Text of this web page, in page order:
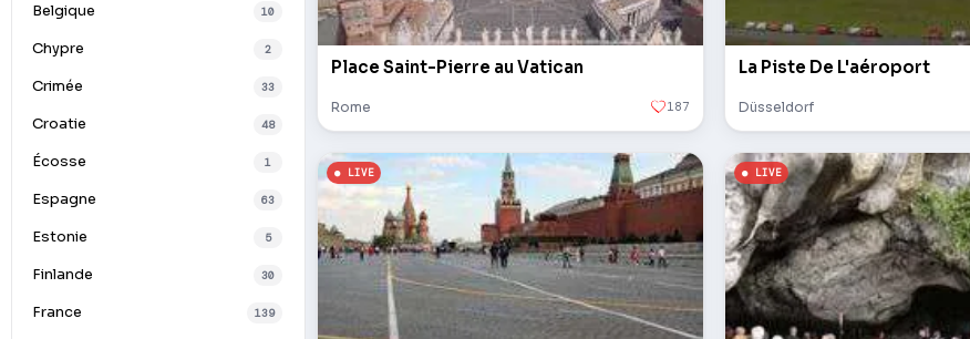
Belgique 10
Chypre 2
Crimée 33
Croatie 48
Écosse 1
Espagne 63
Estonie 5
Finlande 30
France 139
Place Saint-Pierre au Vatican
Rome 187
La Piste De L'aéroport
Düsseldorf